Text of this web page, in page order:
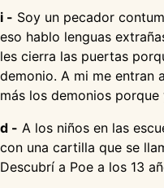
i - Soy un pecador
eso hablo lenguas
les cierra las puertas
demonio. A mi me entran
más los demonios
d - A los niños en las
con una cartilla que se
Descubrí a Poe a los 13